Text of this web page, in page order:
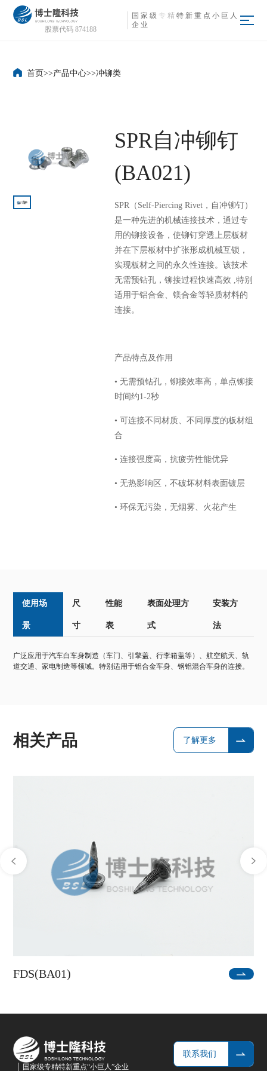
股票代码 874188
国 家 级 专 精 特 新 重 点 小 巨 人
企 业
首页>>产品中心>>冲铆类
SPR自冲铆钉
(BA021)
SPR（Self-Piercing Rivet，自冲铆钉）
是一种先进的机械连接技术，通过专
用的铆接设备，使铆钉穿透上层板材
并在下层板材中扩张形成机械互锁，
实现板材之间的永久性连接。该技术
无需预钻孔，铆接过程快速高效 ,特别
适用于铝合金、镁合金等轻质材料的
连接。
产品特点及作用
• 无需预钻孔，铆接效率高，单点铆接
时间约1-2秒
• 可连接不同材质、不同厚度的板材组
合
• 连接强度高，抗疲劳性能优异
• 无热影响区，不破坏材料表面镀层
• 环保无污染，无烟雾、火花产生
使用场
景
尺
寸
性能
表
表面处理方
式
安装方
法
广泛应用于汽车白车身制造（车门、引擎盖、行李箱盖等）、航空航天、轨
道交通、家电制造等领域。特别适用于铝合金车身、钢铝混合车身的连接。
相关产品 了解更多
FDS(BA01)
国家级专精特新重点“小巨人”企业
联系我们